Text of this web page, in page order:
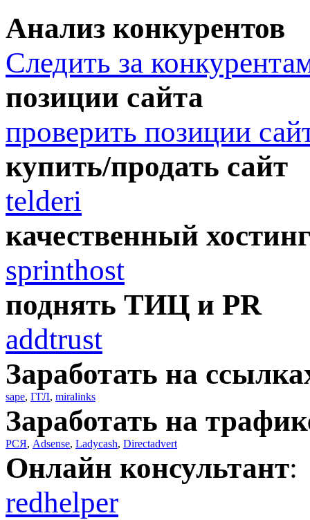
Анализ конкурентов
Следить за
позиции сайта
проверить позиции
купить/продать сайт
telderi
качественный
sprinthost
поднять ТИЦ и PR
addtrust
Заработать на
sape, ГГЛ, miralinks
Заработать на
РСЯ, Adsense, Ladycash, Directadvert
Онлайн консультант:
redhelper